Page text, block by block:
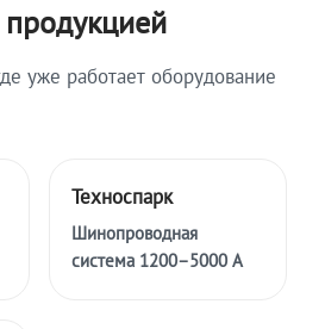
уже работает оборудование
Техноспарк
Шинопроводная
система 1200–5000 А